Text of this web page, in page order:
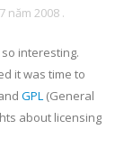
năm 2008 .
interesting.
it was time to
GPL (General
about licensing